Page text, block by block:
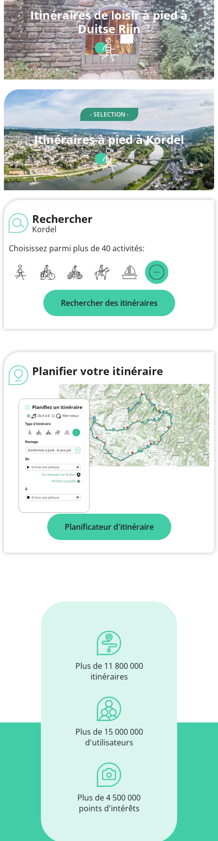
Itinéraires de loisir à pied à
Duitse Rijn
- SELECTION -
Itinéraires à pied à Kordel
Rechercher
Kordel
Choisissez parmi plus de 40 activités:
Rechercher des itinéraires
Planifier votre itinéraire
Planificateur d'itinéraire
Plus de 11 800 000
itinéraires
Plus de 15 000 000
d'utilisateurs
Plus de 4 500 000
points d'intérêts